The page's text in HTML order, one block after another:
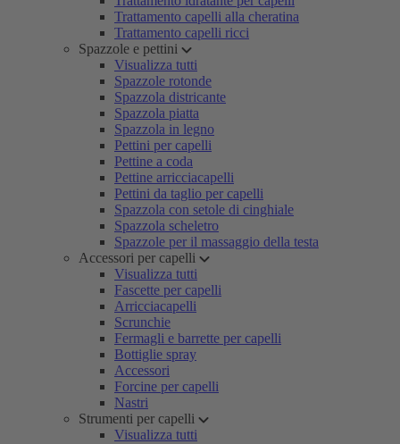
Trattamento capelli alla cheratina
Trattamento capelli ricci
Spazzole e pettini
Visualizza tutti
Spazzole rotonde
Spazzola districante
Spazzola piatta
Spazzola in legno
Pettini per capelli
Pettine a coda
Pettine arricciacapelli
Pettini da taglio per capelli
Spazzola con setole di cinghiale
Spazzola scheletro
Spazzole per il massaggio della testa
Accessori per capelli
Visualizza tutti
Fascette per capelli
Arricciacapelli
Scrunchie
Fermagli e barrette per capelli
Bottiglie spray
Accessori
Forcine per capelli
Nastri
Strumenti per capelli
Visualizza tutti